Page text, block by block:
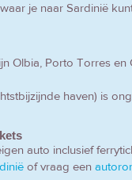
je naar Sardinië
Olbia, Porto Torres en
haven) is
auto inclusief
of vraag een